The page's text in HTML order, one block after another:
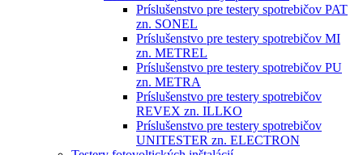
Príslušenstvo pre testery spotrebičov PAT
zn. SONEL
Príslušenstvo pre testery spotrebičov MI
zn. METREL
Príslušenstvo pre testery spotrebičov PU
zn. METRA
Príslušenstvo pre testery spotrebičov
REVEX zn. ILLKO
Príslušenstvo pre testery spotrebičov
UNITESTER zn. ELECTRON